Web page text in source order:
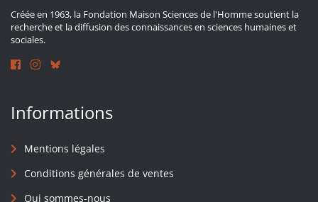
Créée en 1963, la Fondation Maison Sciences de l'Homme soutient la
recherche et la diffusion des connaissances en sciences humaines et
sociales.
Informations
Mentions légales
Conditions générales de ventes
Qui sommes-nous